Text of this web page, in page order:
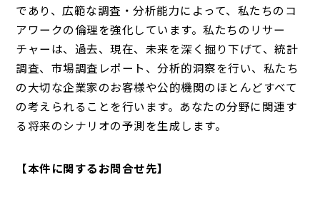
であり、広範な調査・分析能力によって、私たちのコ
アワークの倫理を強化しています。私たちのリサー
チャーは、過去、現在、未来を深く掘り下げて、統計
調査、市場調査レポート、分析的洞察を行い、私たち
の大切な企業家のお客様や公的機関のほとんどすべて
の考えられることを行います。あなたの分野に関連す
る将来のシナリオの予測を生成します。
【本件に関するお問合せ先】